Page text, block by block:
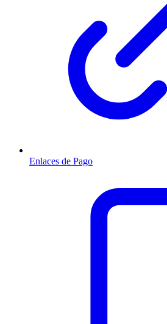
Enlaces de Pago